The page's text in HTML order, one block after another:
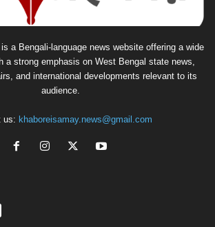
a Bengali-language news website offering a wide
a strong emphasis on West Bengal state news,
and international developments relevant to its
audience.
us: khaboreisamay.news@gmail.com